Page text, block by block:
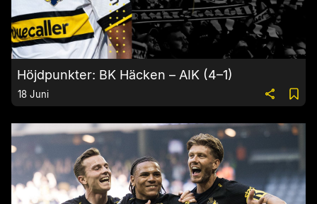
Höjdpunkter: BK Häcken – AIK (4–1)
18 Juni